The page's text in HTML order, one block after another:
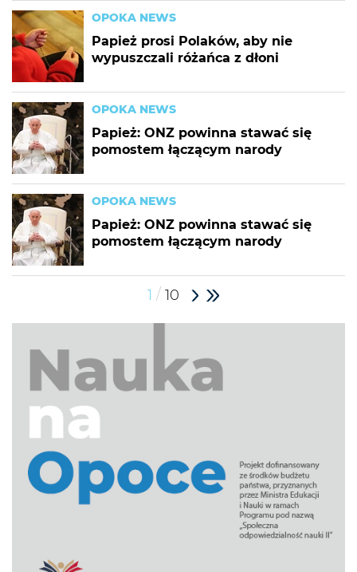
OPOKA NEWS
Papież prosi Polaków, aby nie
wypuszczali różańca z dłoni
OPOKA NEWS
Papież: ONZ powinna stawać się
pomostem łączącym narody
OPOKA NEWS
Papież: ONZ powinna stawać się
pomostem łączącym narody
1 / 10